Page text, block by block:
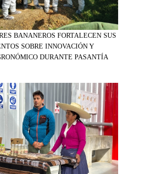
BANANEROS FORTALECEN SUS
SOBRE INNOVACIÓN Y
DURANTE PASANTÍA